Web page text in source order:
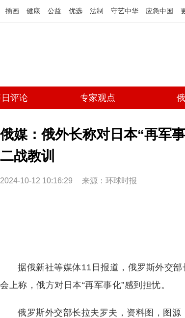
插画 健康 公益 优选 法制 守艺中华 应急中国
评论 专家观点
俄媒：俄外长称对日本“再军
二战教训
2024-10-12 10:16:29 来源：环球时报
据俄新社等媒体11日报道，俄罗斯外交
会上称，俄方对日本“再军事化”感到担忧。
俄罗斯外交部长拉夫罗夫，资料图，图源